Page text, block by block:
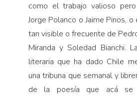
como el trabajo valioso
Jorge Polanco o Jaime Pinos,
tan visible o frecuente de
Miranda y Soledad Bianchi.
literaria que ha dado Chile
una tribuna que semanal y
de la poesía que acá se